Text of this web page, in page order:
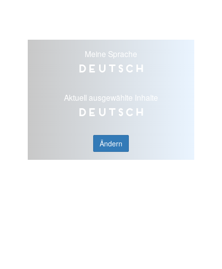
Meine Sprache
Deutsch
Aktuell ausgewählte Inhalte
Deutsch
Ändern